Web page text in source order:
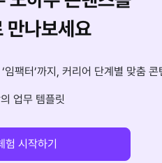
만나보세요
임팩터’까지, 커리어 단계별 맞춤 콘
업무 템플릿
시작하기